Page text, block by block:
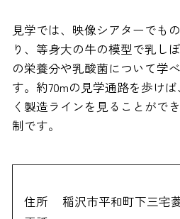
見学では、映像シアターでも
り、等身大の牛の模型で乳し
の栄養分や乳酸菌について学
す。約70mの見学通路を歩け
く製造ラインを見ることがで
制です。
住所 稲沢市平和町下三宅